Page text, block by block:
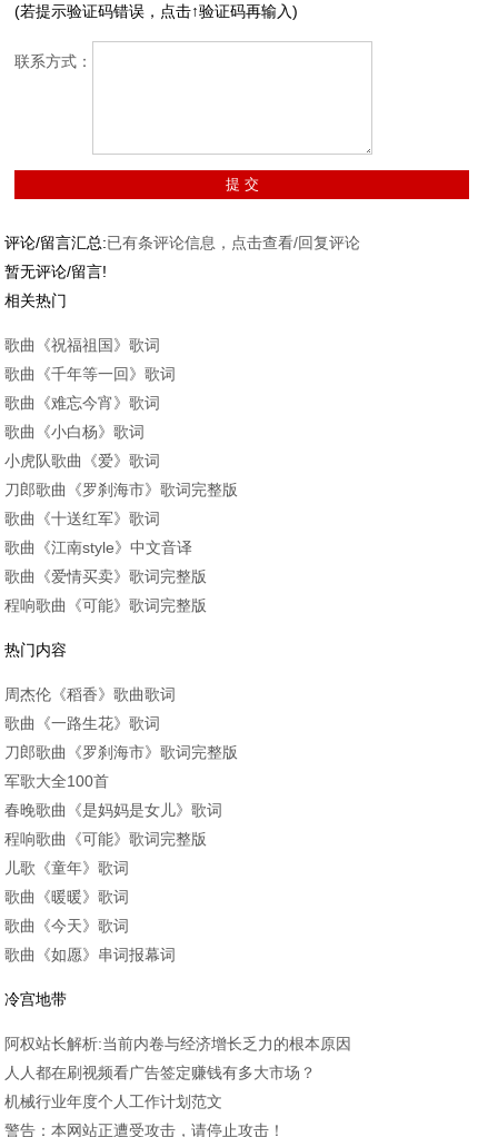
(若提示验证码错误，点击↑验证码再输入)
联系方式：
评论/留言汇总:已有条评论信息，点击查看/回复评论
暂无评论/留言!
相关热门
歌曲《祝福祖国》歌词
歌曲《千年等一回》歌词
歌曲《难忘今宵》歌词
歌曲《小白杨》歌词
小虎队歌曲《爱》歌词
刀郎歌曲《罗刹海市》歌词完整版
歌曲《十送红军》歌词
歌曲《江南style》中文音译
歌曲《爱情买卖》歌词完整版
程响歌曲《可能》歌词完整版
热门内容
周杰伦《稻香》歌曲歌词
歌曲《一路生花》歌词
刀郎歌曲《罗刹海市》歌词完整版
军歌大全100首
春晚歌曲《是妈妈是女儿》歌词
程响歌曲《可能》歌词完整版
儿歌《童年》歌词
歌曲《暖暖》歌词
歌曲《今天》歌词
歌曲《如愿》串词报幕词
冷宫地带
阿权站长解析:当前内卷与经济增长乏力的根本原因
人人都在刷视频看广告签定赚钱有多大市场？
机械行业年度个人工作计划范文
警告：本网站正遭受攻击，请停止攻击！